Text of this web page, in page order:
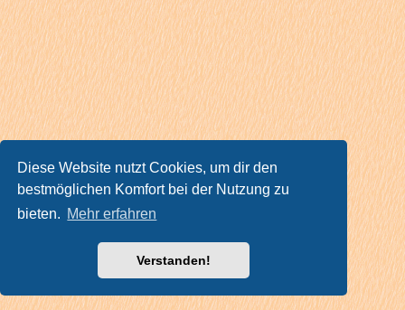
Diese Website nutzt Cookies, um dir den
bestmöglichen Komfort bei der Nutzung zu
bieten. Mehr erfahren
Verstanden!